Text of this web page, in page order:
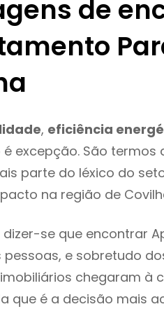
de
, eficiência
é excepção. São
parte do léxico do
na região de
se que encontrar
e sobretudo
chegaram à
que é a decisão mais